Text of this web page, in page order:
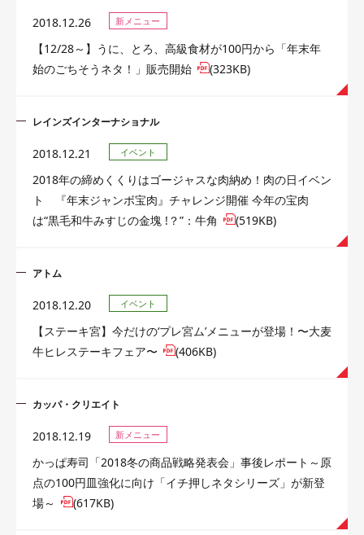
2018.12.26 新メニュー
【12/28～】うに、とろ、高級食材が100円から「年末年
始のごちそうネタ！」販売開始
(323KB)
レインズインターナショナル
2018.12.21 イベント
2018年の締めくくりはゴージャスな肉納め！肉の日イベン
ト 『年末ジャンボ宝肉』チャレンジ開催 今年の宝肉
は“黒毛和牛みすじの金塊 !？”：牛角
(519KB)
アトム
2018.12.20 イベント
【ステーキ宮】今だけの‘プレ宮ム’メニューが登場！〜大麦
牛ヒレステーキフェア〜
(406KB)
カッパ・クリエイト
2018.12.19 新メニュー
かっぱ寿司「2018冬の商品戦略発表会」事後レポート～原
点の100円皿強化に向け「イチ押しネタシリーズ」が新登
場～
(617KB)